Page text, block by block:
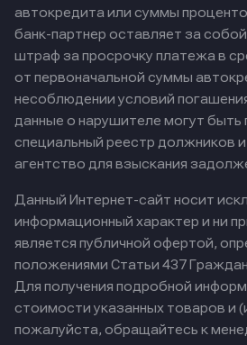
автокредита или суммы
банк-партнер оставляет за
штраф за просрочку платежа в
от первоначальной суммы
несоблюдении условий
данные о нарушителе могут быть
специальный реестр должников
агентство для взыскания
Данный Интернет-сайт носит
информационный характер и ни
является публичной офертой,
положениями Статьи 437
Для получения подробной
стоимости указанных товаров и
пожалуйста, обращайтесь к